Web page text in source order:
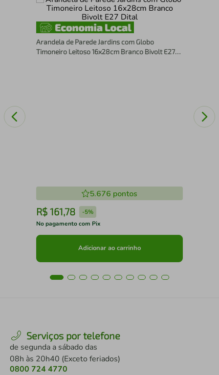
Arandela de Parede Jardins com Globo
Timoneiro Leitoso 16x28cm Branco Bivolt E27
5.676 pontos
R$ 161,78 -5%
No pagamento com Pix
Adicionar ao carrinho
Serviços por telefone
de segunda a sábado das
08h às 20h40 (Exceto feriados)
0800 724 4770